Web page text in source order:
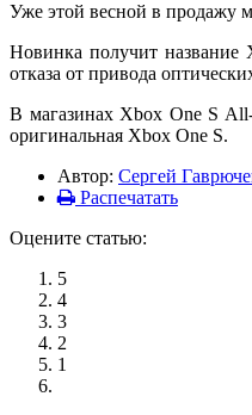
Уже этой весной в продажу
Новинка получит название
отказа от привода
В магазинах Xbox One S All-
оригинальная Xbox One S.
Автор: Сергей
Распечатать
Оцените статью:
5
4
3
2
1